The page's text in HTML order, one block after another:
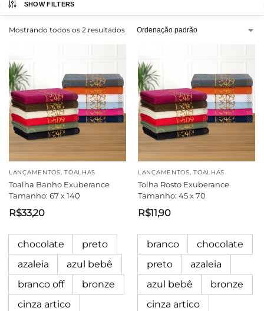
SHOW FILTERS
Mostrando todos os 2 resultados
LANÇAMENTOS,TOALHAS
Toalha Banho Exuberance
Tamanho: 67 x 140
R$33,20
chocolate
preto
azaleia
azul bebê
branco off
bronze
cinza artico
LANÇAMENTOS,TOALHAS
Tolha Rosto Exuberance
Tamanho: 45 x 70
R$11,90
branco
chocolate
preto
azaleia
azul bebê
bronze
cinza artico